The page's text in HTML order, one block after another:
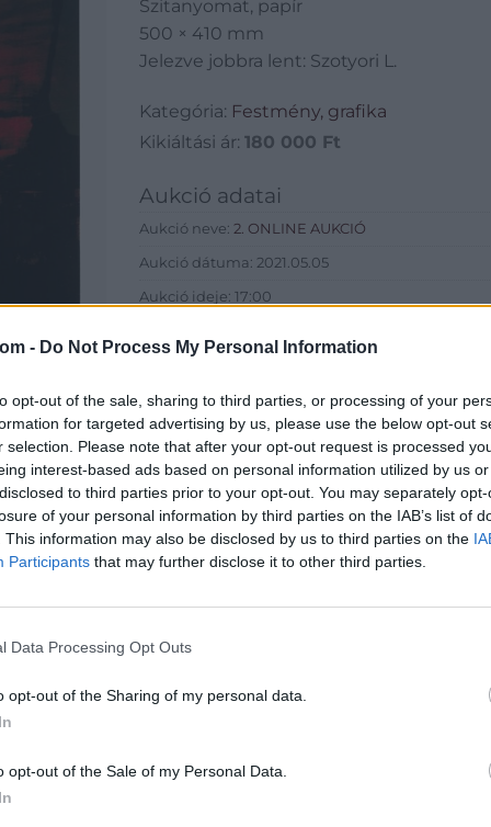
- Do Not Process My Personal Information
opt-out of the sale, sharing to third parties, or processing of your
for targeted advertising by us, please use the below opt-out
selection. Please note that after your opt-out request is processed
interest-based ads based on personal information utilized by us
to third parties prior to your opt-out. You may separately
of your personal information by third parties on the IAB’s list of
This information may also be disclosed by us to third parties on the
Participants that may further disclose it to other third parties.
Data Processing Opt Outs
opt-out of the Sharing of my personal data.
opt-out of the Sale of my Personal Data.
Szitanyomat, papír
500 × 410 mm
Jelezve jobbra lent: Szotyori L.
Kategória: Festmény, grafika
Kikiáltási ár: 180 000 Ft
Aukció adatai
Aukció neve: 2. ONLINE AUKCIÓ
Aukció dátuma: 2021.05.05
Aukció ideje: 17:00
Eladó adatai
Cím: BÁV
1027
Telefon: (06
Bemutatkozás: Az ország legnagyobb múltú,
BÁV ZRt. óriási tapasztalatával, szakmai
műkereskedelem meghatározó szereplője. A
műkereskedelem egyik legfontosabb
műkereskedelmi üzlethálózatával rendelkező